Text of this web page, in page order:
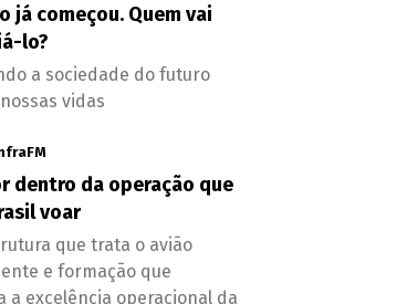
já começou. Quem vai
lo?
a sociedade do futuro
vidas
dentro da operação que
voar
que trata o avião
e formação que
a excelência operacional da